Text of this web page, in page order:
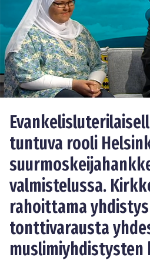
tuntuva rooli
valmistelussa.
rahoittama
tonttivarausta
muslimiyhdistysten